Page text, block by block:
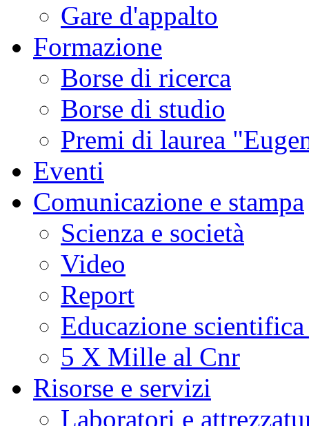
Gare d'appalto
Formazione
Borse di ricerca
Borse di studio
Premi di laurea
Eventi
Comunicazione e stampa
Scienza e società
Video
Report
Educazione
5 X Mille al Cnr
Risorse e servizi
Laboratori e